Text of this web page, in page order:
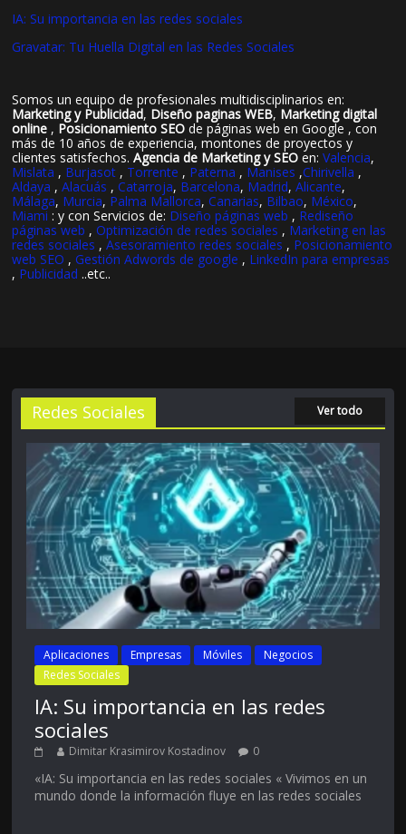
IA: Su importancia en las redes sociales
Gravatar: Tu Huella Digital en las Redes Sociales
Somos un equipo de profesionales multidisciplinarios en:
Marketing y Publicidad, Diseño paginas WEB, Marketing digital
online , Posicionamiento SEO de páginas web en Google , con
más de 10 años de experiencia, montones de proyectos y
clientes satisfechos.Agencia de Marketing y SEO en:Valencia,
Mislata , Burjasot , Torrente , Paterna , Manises ,Chirivella ,
Aldaya ,Alacuás ,Catarroja, Barcelona, Madrid,Alicante,
Málaga, Murcia, Palma Mallorca,Canarias, Bilbao, México,
Miami : y con Servicios de: Diseño páginas web , Rediseño
páginas web ,Optimización de redes sociales , Marketing en las
redes sociales ,Asesoramiento redes sociales , Posicionamiento
web SEO ,Gestión Adwords de google , LinkedIn para empresas
, Publicidad ..etc..
Redes Sociales Ver todo
Aplicaciones Empresas Móviles
Negocios
Redes Sociales
IA: Su importancia en las redes
sociales
Dimitar Krasimirov Kostadinov 0
«IA: Su importancia en las redes sociales « Vivimos en un
mundo donde la información fluye en las redes sociales